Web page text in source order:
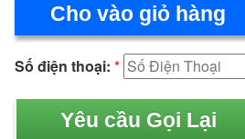
Cho vào giỏ hàng
Số điện thoại: *